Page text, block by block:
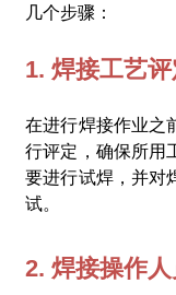
几个步骤：
1. 焊接工艺评
在进行焊接作业之
行评定，确保所用
要进行试焊，并对
试。
2. 焊接操作人